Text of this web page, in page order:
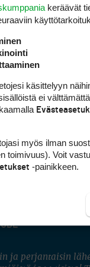
ja perjantaisin
keräävät
käsittelyyn
ei
myös ilman
toimivuus). Voit
-painikkeen.